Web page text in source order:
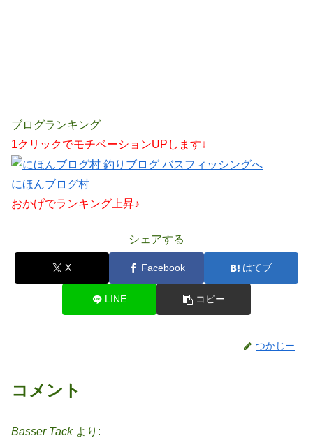
ブログランキング
1クリックでモチベーションUPします↓
にほんブログ村
おかげでランキング上昇♪
シェアする
X Facebook はてブ
LINE コピー
つかじー
コメント
Basser Tack より: